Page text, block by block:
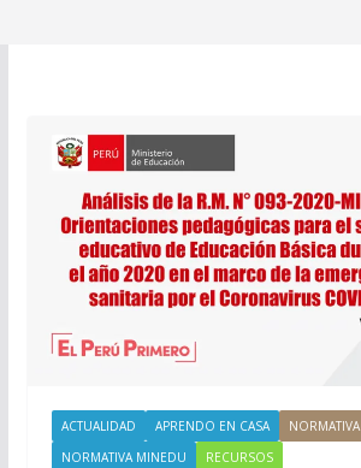
ACTUALIDAD APRENDO EN CASA
NORMATIVA
NORMATIVA MINEDU
RECURSOS